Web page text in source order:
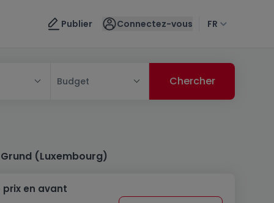
Publier Connectez-vous FR
Budget
(Luxembourg)
prix en avant